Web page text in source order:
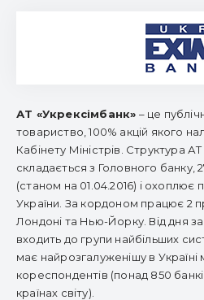
АТ «Укрексімбанк» – це
товариство, 100% акцій якого
Кабінету Міністрів. Структура
складається з Головного банку,
(станом на 01.04.2016) і
України. За кордоном працює 2
Лондоні та Нью-Йорку. Від дня
входить до групи найбільших
має найрозгалуженішу в
кореспондентів (понад 850
країнах світу).